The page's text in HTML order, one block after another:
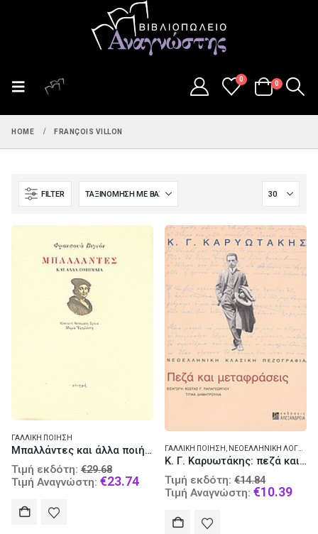
0
0
HOME FRANÇOIS VILLON
FILTER
ΓΑΛΛΙΚΉ ΠΟΊΗΣΗ
Μπαλλάντες και άλλα ποιήματα
Τιμή εκδότη: €29.68
price
Τιμή Αναγνώστη: €23.74Current
price
€23.74.
ΓΑΛΛΙΚΉ ΠΟΊΗΣΗ , ΝΕΟΕΛΛΗΝΙΚΉ ΛΟΓΟΤΕΧΝΊΑ
Κ. Γ. Καρυωτάκης: πεζά και μεταφράσεις
Τιμή εκδότη: €14.84
price
Τιμή Αναγνώστη: €10.39